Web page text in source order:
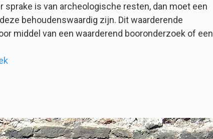
is van archeologische resten, dan moet een
behoudenswaardig zijn. Dit waarderende
middel van een waarderend booronderzoek of een